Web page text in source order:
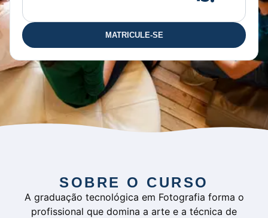
MATRICULE-SE
SOBRE O CURSO
A graduação tecnológica em Fotografia forma o
profissional que domina a arte e a técnica de